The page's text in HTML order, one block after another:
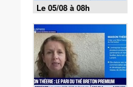
Le 05/08 à 08h